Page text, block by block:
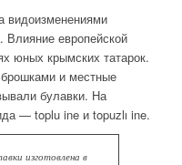
видоизменениями
Влияние европейской
юных крымских татарок.
и местные
булавки. На
— toplu ine и topuzlı ine.
изготовлена в